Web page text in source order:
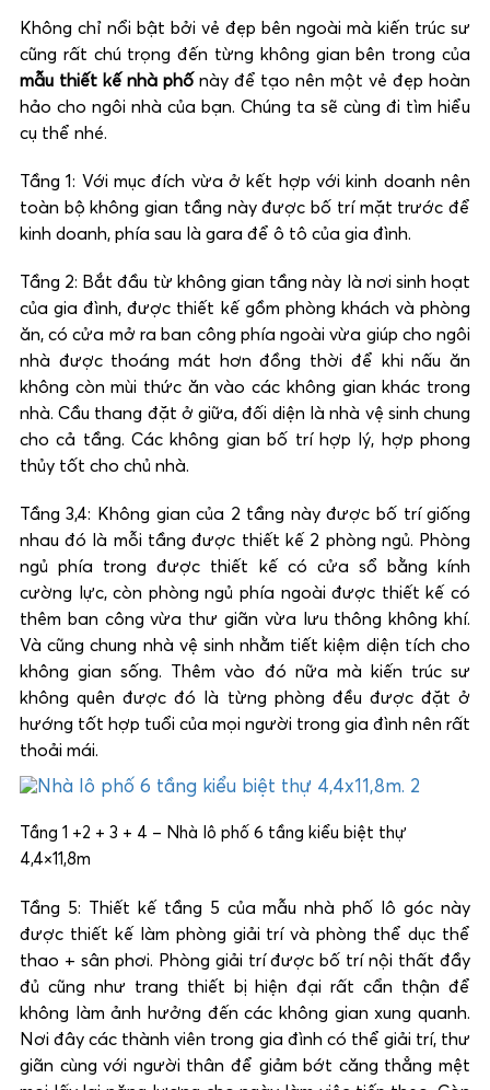
Không chỉ nổi bật bởi vẻ đẹp bên ngoài mà kiến trúc sư
cũng rất chú trọng đến từng không gian bên trong của
mẫu thiết kế nhà phốnày để tạo nên một vẻ đẹp hoàn
hảo cho ngôi nhà của bạn. Chúng ta sẽ cùng đi tìm hiểu
cụ thể nhé.
Tầng 1: Với mục đích vừa ở kết hợp với kinh doanh nên
toàn bộ không gian tầng này được bố trí mặt trước để
kinh doanh, phía sau là gara để ô tô của gia đình.
Tầng 2: Bắt đầu từ không gian tầng này là nơi sinh hoạt
của gia đình, được thiết kế gồm phòng khách và phòng
ăn, có cửa mở ra ban công phía ngoài vừa giúp cho ngôi
nhà được thoáng mát hơn đồng thời để khi nấu ăn
không còn mùi thức ăn vào các không gian khác trong
nhà. Cầu thang đặt ở giữa, đối diện là nhà vệ sinh chung
cho cả tầng. Các không gian bố trí hợp lý, hợp phong
thủy tốt cho chủ nhà.
Tầng 3,4: Không gian của 2 tầng này được bố trí giống
nhau đó là mỗi tầng được thiết kế 2 phòng ngủ. Phòng
ngủ phía trong được thiết kế có cửa sổ bằng kính
cường lực, còn phòng ngủ phía ngoài được thiết kế có
thêm ban công vừa thư giãn vừa lưu thông không khí.
Và cũng chung nhà vệ sinh nhằm tiết kiệm diện tích cho
không gian sống. Thêm vào đó nữa mà kiến trúc sư
không quên được đó là từng phòng đều được đặt ở
hướng tốt hợp tuổi của mọi người trong gia đình nên rất
thoải mái.
Tầng 1 +2 + 3 + 4 – Nhà lô phố 6 tầng kiểu biệt thự
4,4×11,8m
Tầng 5: Thiết kế tầng 5 của mẫu nhà phố lô góc này
được thiết kế làm phòng giải trí và phòng thể dục thể
thao + sân phơi. Phòng giải trí được bố trí nội thất đầy
đủ cũng như trang thiết bị hiện đại rất cẩn thận để
không làm ảnh hưởng đến các không gian xung quanh.
Nơi đây các thành viên trong gia đình có thể giải trí, thư
giãn cùng với người thân để giảm bớt căng thẳng mệt